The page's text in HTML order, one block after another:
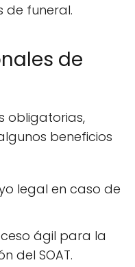
de funeral.
de
obligatorias,
beneficios
legal en caso de
ágil para la
del SOAT.